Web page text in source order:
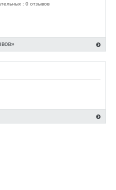
: 0 отзывов